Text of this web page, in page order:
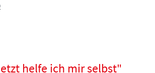
helfe ich mir selbst"